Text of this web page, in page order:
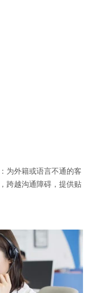
为外籍或语言不通的客
跨越沟通障碍，提供贴